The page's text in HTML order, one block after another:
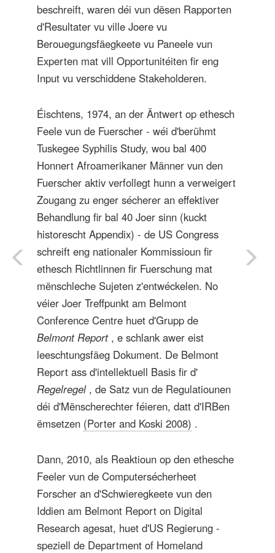
beschreift, waren déi vun dësen Rapporten
d'Resultater vu ville Joere vu
Berouegungsfäegkeete vu Paneele vun
Experten mat vill Opportunitéiten fir eng
Input vu verschiddene Stakeholderen.
Éischtens, 1974, an der Äntwert op ethesch
Feele vun de Fuerscher - wéi d'berühmt
Tuskegee Syphilis Study, wou bal 400
Honnert Afroamerikaner Männer vun den
Fuerscher aktiv verfollegt hunn a verweigert
Zougang zu enger sécherer an effektiver
Behandlung fir bal 40 Joer sinn (kuckt
historescht Appendix) - de US Congress
schreift eng nationaler Kommissioun fir
ethesch Richtlinnen fir Fuerschung mat
mënschleche Sujeten z'entwéckelen. No
véier Joer Treffpunkt am Belmont
Conference Centre huet d'Grupp de
Belmont Report, e schlank awer eist
leeschtungsfäeg Dokument. De Belmont
Report ass d'intellektuell Basis fir d'
Regelregel, de Satz vun de Regulatiounen
déi d'Mënscherechter féieren, datt d'IRBen
ëmsetzen (Porter and Koski 2008) .
Dann, 2010, als Reaktioun op den ethesche
Feeler vun de Computersécherheet
Forscher an d'Schwieregkeete vun den
Iddien am Belmont Report on Digital
Research agesat, huet d'US Regierung -
speziell de Department of Homeland